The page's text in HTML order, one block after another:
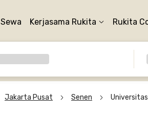
Sewa Kerjasama Rukita Rukita
Jakarta Pusat Senen